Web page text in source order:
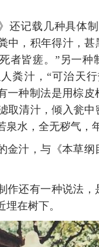
还记载几种具体
中，积年得汁，
者皆瘥。”另一种
粪汁，“可治天
一种制法是用棕皮
取清汁，倾入瓮中
泉水，全无秽气，
金汁，与《本草纲
作还有一种说法，
埋在树下。